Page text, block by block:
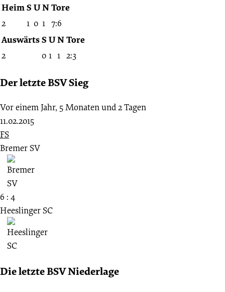
HeimS UNTore
2 1 0 1 7:6
AuswärtsS UNTore
2 0 1 1 2:3
Der letzte BSV Sieg
Vor einem Jahr, 5 Monaten und 2 Tagen
11.02.2015
FS
Bremer SV
6 : 4
Heeslinger SC
Die letzte BSV Niederlage